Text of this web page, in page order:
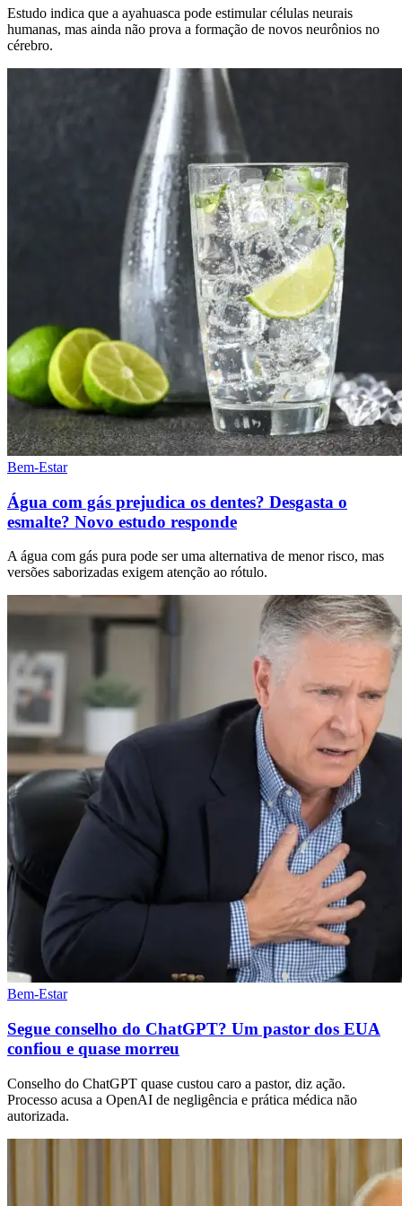
Estudo indica que a ayahuasca pode estimular células neurais
humanas, mas ainda não prova a formação de novos neurônios no
cérebro.
Bem-Estar
Água com gás prejudica os dentes? Desgasta o
esmalte? Novo estudo responde
A água com gás pura pode ser uma alternativa de menor risco, mas
versões saborizadas exigem atenção ao rótulo.
Bem-Estar
Segue conselho do ChatGPT? Um pastor dos EUA
confiou e quase morreu
Conselho do ChatGPT quase custou caro a pastor, diz ação.
Processo acusa a OpenAI de negligência e prática médica não
autorizada.